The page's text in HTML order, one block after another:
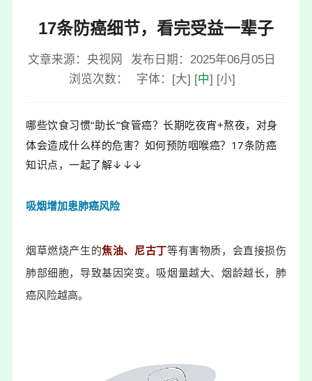
17条防癌细节，看完受益一辈子
文章来源：央视网
发布日期：2025年06月05日
浏览次数：
字体： [大] [中] [小]
哪些饮食习惯“助长”食管癌？长期吃夜宵+熬夜， 对身
体会造成什么样的危害？ 如何预防咽喉癌？ 17条防癌
知识点，一起了解↓↓↓
吸烟增加患肺癌风险
烟草燃烧产生的焦油、尼古丁等有害物质，会直接损伤
肺部细胞，导致基因突变。吸烟量越大、烟龄越长，肺
癌风险越高。